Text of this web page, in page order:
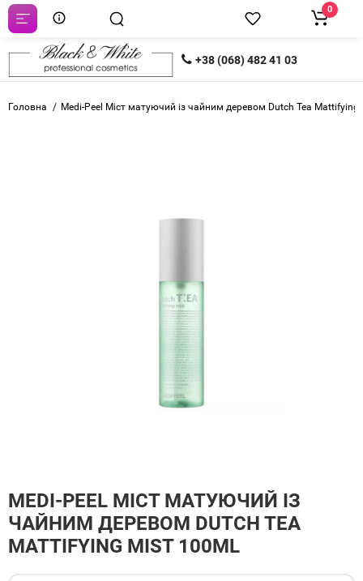
+38 (068) 482 41 03
0
Головна Medi-Peel Міст матуючий із чайним деревом Dutch Tea
MEDI-PEEL МІСТ МАТУЮЧИЙ ІЗ
ЧАЙНИМ ДЕРЕВОМ DUTCH TEA
MATTIFYING MIST 100ML